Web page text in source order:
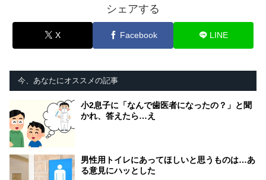
シェアする
X Facebook LINE
今、あなたにオススメの記事
小2息子に「なんで歯医者になったの？」と聞
かれ、答えたら…え
男性用トイレにあってほしいと思うものは…あ
る意見にハッとした